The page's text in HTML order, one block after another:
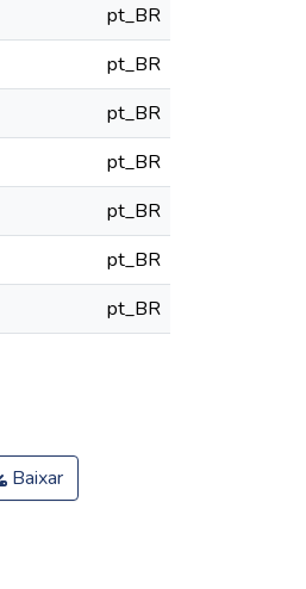
pt_BR
pt_BR
pt_BR
pt_BR
pt_BR
pt_BR
pt_BR
Baixar